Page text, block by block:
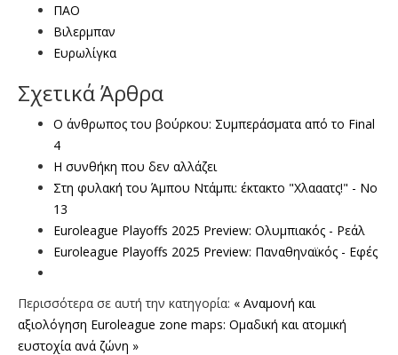
ΠΑΟ
Βιλερμπαν
Ευρωλίγκα
Σχετικά Άρθρα
Ο άνθρωπος του βούρκου: Συμπεράσματα από το Final
4
Η συνθήκη που δεν αλλάζει
Στη φυλακή του Άμπου Ντάμπι: έκτακτο "Χλααατς!" - Νο
13
Euroleague Playoffs 2025 Preview: Ολυμπιακός - Ρεάλ
Euroleague Playoffs 2025 Preview: Παναθηναϊκός - Εφές
Περισσότερα σε αυτή την κατηγορία: « Aναμονή και
αξιολόγηση Euroleague zone maps: Oμαδική και ατομική
ευστοχία ανά ζώνη »